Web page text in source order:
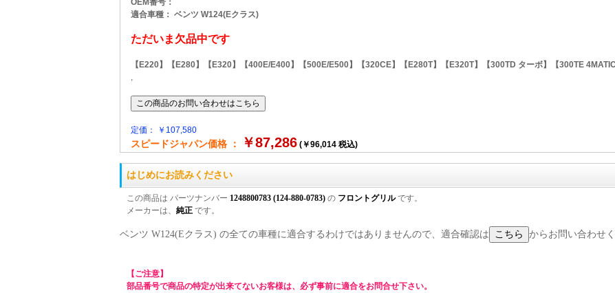
OEM番号：
適合車種： ベンツ W124(Eクラス)
ただいま欠品中です
【E220】【E280】【E320】【400E/E400】【500E/E500】【320CE】【E280T】【E320T】【300TD ターボ】【300TE 4MATIC
,
定価： ￥107,580
スピードジャパン価格 ： ￥87,286(￥96,014 税込)
はじめにお読みください
この商品は パーツナンバー 1248800783 (124-880-0783)の フロントグリルです。
メーカーは、 純正です。
ベンツ W124(Eクラス) の全ての車種に適合するわけではありませんので、適合確認は からお問い合わせく
【ご注意】
部品番号で商品の特定が出来てないお客様は、必ず事前に適合をお問合せ下さい。